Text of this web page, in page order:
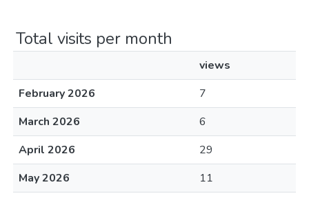
Total visits per month
views
February 2026
7
March 2026
6
April 2026
29
May 2026
11